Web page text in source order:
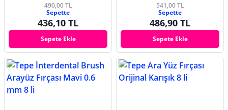
490,00 TL
Sepette
436,10 TL
Sepete Ekle
541,00 TL
Sepette
486,90 TL
Sepete Ekle